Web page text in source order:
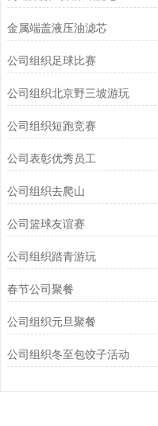
金属端盖液压油滤芯
公司组织足球比赛
公司组织北京野三坡游玩
公司组织短跑竞赛
公司表彰优秀员工
公司组织去爬山
公司篮球友谊赛
公司组织踏青游玩‌
春节公司聚餐
公司组织元旦聚餐
公司组织冬至包饺子活动